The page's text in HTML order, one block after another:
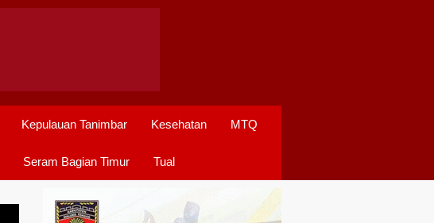
Kepulauan Tanimbar Kesehatan MTQ
Seram Bagian Timur Tual